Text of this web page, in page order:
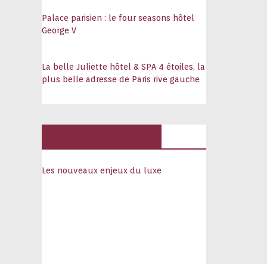
Palace parisien : le four seasons hôtel
George V
La belle Juliette hôtel & SPA 4 étoiles, la
plus belle adresse de Paris rive gauche
Les nouveaux enjeux du luxe